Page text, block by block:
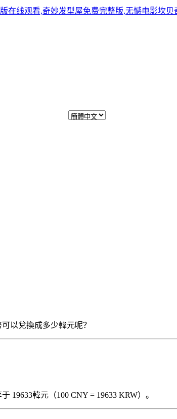
在线观看,奇妙发型屋免费完整版,无憾电影坎
以兌換成多少韓元呢？
19633韓元（100 CNY = 19633 KRW）。